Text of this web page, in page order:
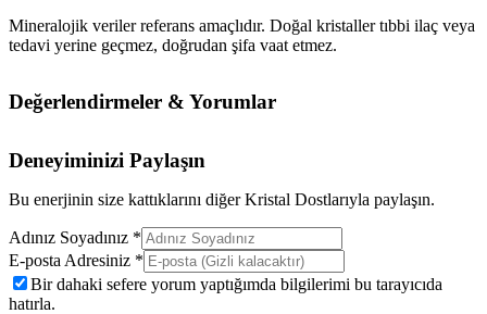
Mineralojik veriler referans amaçlıdır. Doğal kristaller tıbbi ilaç veya
tedavi yerine geçmez, doğrudan şifa vaat etmez.
Değerlendirmeler & Yorumlar
Deneyiminizi Paylaşın
Bu enerjinin size kattıklarını diğer Kristal Dostlarıyla paylaşın.
Adınız Soyadınız *
E-posta Adresiniz *
Bir dahaki sefere yorum yaptığımda bilgilerimi bu tarayıcıda
hatırla.